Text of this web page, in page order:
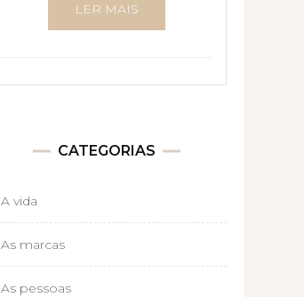
LER MAIS
CATEGORIAS
A vida
As marcas
As pessoas